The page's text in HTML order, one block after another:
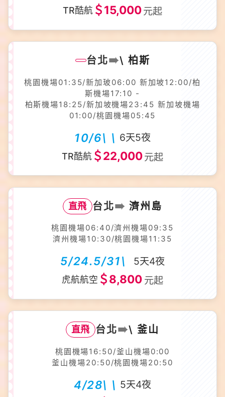
TR酷航＄15,000元起
台北➠\ 柏斯
桃園機場01:35/新加玻06:00 新加坡12:00/柏
斯機場17:10 -
柏斯機場18:25/新加坡機場23:45 新加坡機場
01:00/桃園機場05:45
10/6\ \ 6天5夜
TR酷航＄22,000元起
直飛 台北➠ 濟州島
桃園機場06:40/濟州機場09:35
濟州機場10:30/桃園機場11:35
5/24.5/31\ 5天4夜
虎航航空 ＄8,800 元起
直飛 台北➠\ 釜山
桃園機場16:50/釜山機場0:00
釜山機場20:50/桃園機場20:50
4/28\ \ 5天4夜